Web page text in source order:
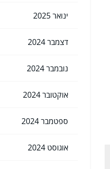
ינואר 2025
דצמבר 2024
נובמבר 2024
אוקטובר 2024
ספטמבר 2024
אוגוסט 2024